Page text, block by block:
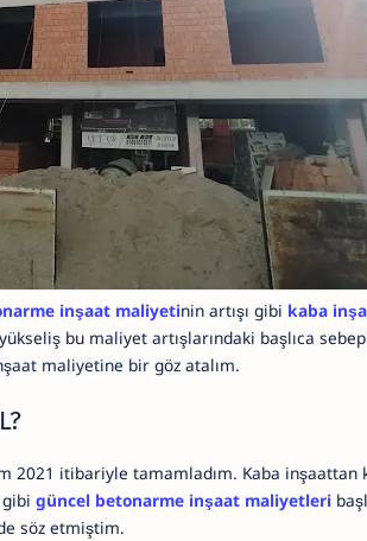
inşaat maliyetinin artışı gibi kaba
bu maliyet artışlarındaki başlıca
maliyetine bir göz atalım.
2021 itibariyle tamamladım. Kaba inşaattan
güncel betonarme inşaat maliyetleri
söz etmiştim.